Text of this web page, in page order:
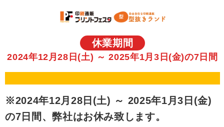
休業期間
2024年12月28日(土) ～ 2025年1月3日(金)の7日間
※2024年12月28日(土) ～ 2025年1月3日(金)
の7日間、弊社はお休み致します。